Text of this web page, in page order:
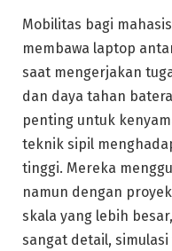
Mobilitas bagi
membawa laptop
saat mengerjakan
dan daya tahan
penting untuk
teknik sipil
tinggi. Mereka
namun dengan
skala yang lebih
sangat detail,